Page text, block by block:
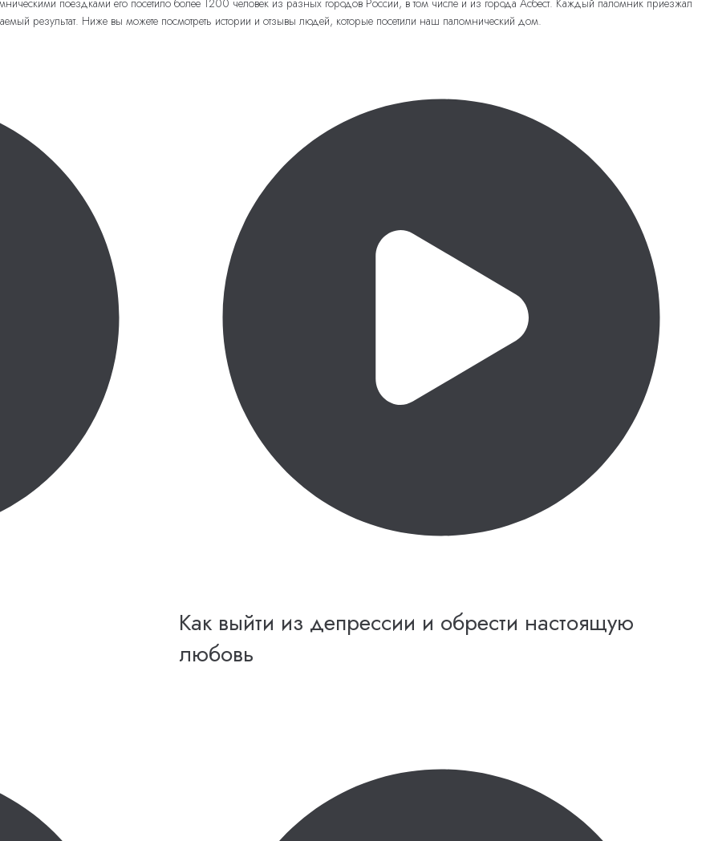
поездками его посетило более 1200 человек из разных городов России, в том числе и из города Асбест. Каждый паломник приезжал
результат. Ниже вы можете посмотреть истории и отзывы людей, которые посетили наш паломнический дом.
Как выйти из депрессии и обрести настоящую
любовь